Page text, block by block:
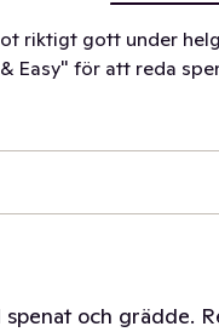
riktigt gott under
Easy" för att reda
spenat och grädde.